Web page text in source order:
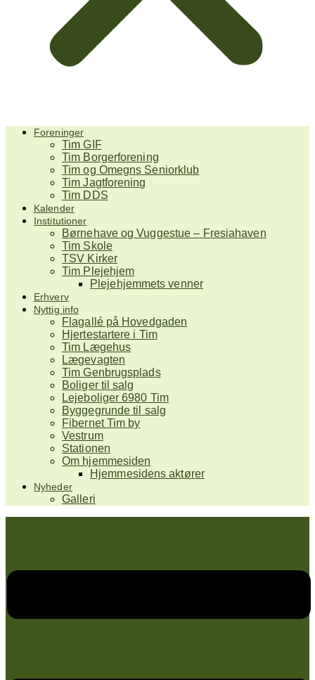
Foreninger
Tim GIF
Tim Borgerforening
Tim og Omegns Seniorklub
Tim Jagtforening
Tim DDS
Kalender
Institutioner
Børnehave og Vuggestue – Fresiahaven
Tim Skole
TSV Kirker
Tim Plejehjem
Plejehjemmets venner
Erhverv
Nyttig info
Flagallé på Hovedgaden
Hjertestartere i Tim
Tim Lægehus
Lægevagten
Tim Genbrugsplads
Boliger til salg
Lejeboliger 6980 Tim
Byggegrunde til salg
Fibernet Tim by
Vestrum
Stationen
Om hjemmesiden
Hjemmesidens aktører
Nyheder
Galleri